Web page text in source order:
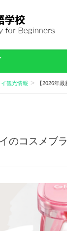
イ観光情報 【2026年
のコスメブ